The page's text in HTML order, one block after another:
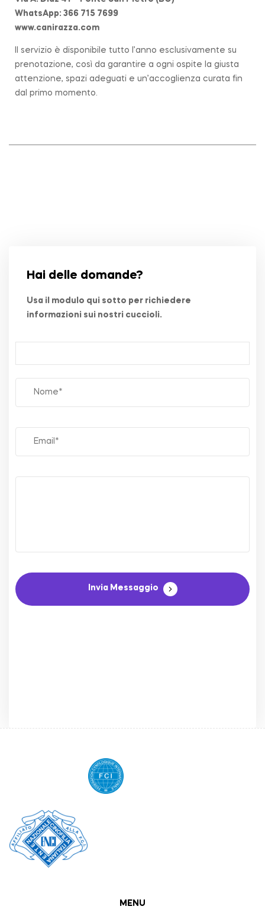
WhatsApp: 366 715 7699
www.canirazza.com
Il servizio è disponibile tutto l’anno esclusivamente su
prenotazione, così da garantire a ogni ospite la giusta
attenzione, spazi adeguati e un’accoglienza curata fin
dal primo momento.
Hai delle domande?
Usa il modulo qui sotto per richiedere
informazioni sui nostri cuccioli.
Invia Messaggio
MENU